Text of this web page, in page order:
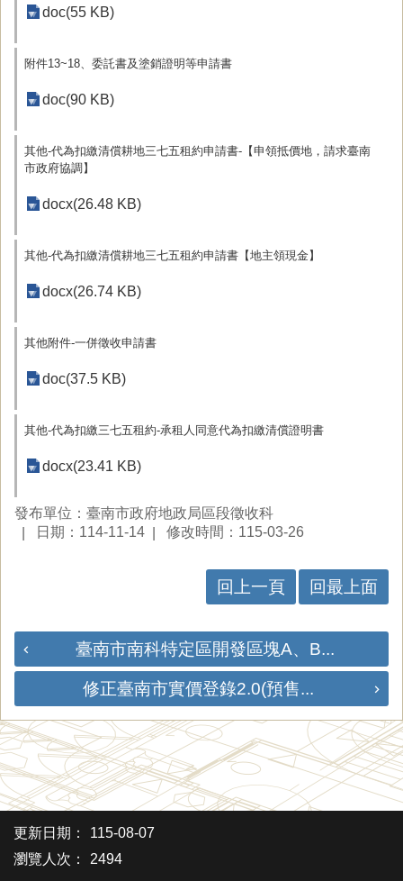
doc(55 KB)
附件13~18、委託書及塗銷證明等申請書
doc(90 KB)
其他-代為扣繳清償耕地三七五租約申請書-【申領抵價地，請求臺南
市政府協調】
docx(26.48 KB)
其他-代為扣繳清償耕地三七五租約申請書【地主領現金】
docx(26.74 KB)
其他附件-一併徵收申請書
doc(37.5 KB)
其他-代為扣繳三七五租約-承租人同意代為扣繳清償證明書
docx(23.41 KB)
發布單位：臺南市政府地政局區段徵收科
日期：114-11-14
修改時間：115-03-26
回上一頁 回最上面
臺南市南科特定區開發區塊A、B...
修正臺南市實價登錄2.0(預售...
更新日期：
115-08-07
瀏覽人次：
2494